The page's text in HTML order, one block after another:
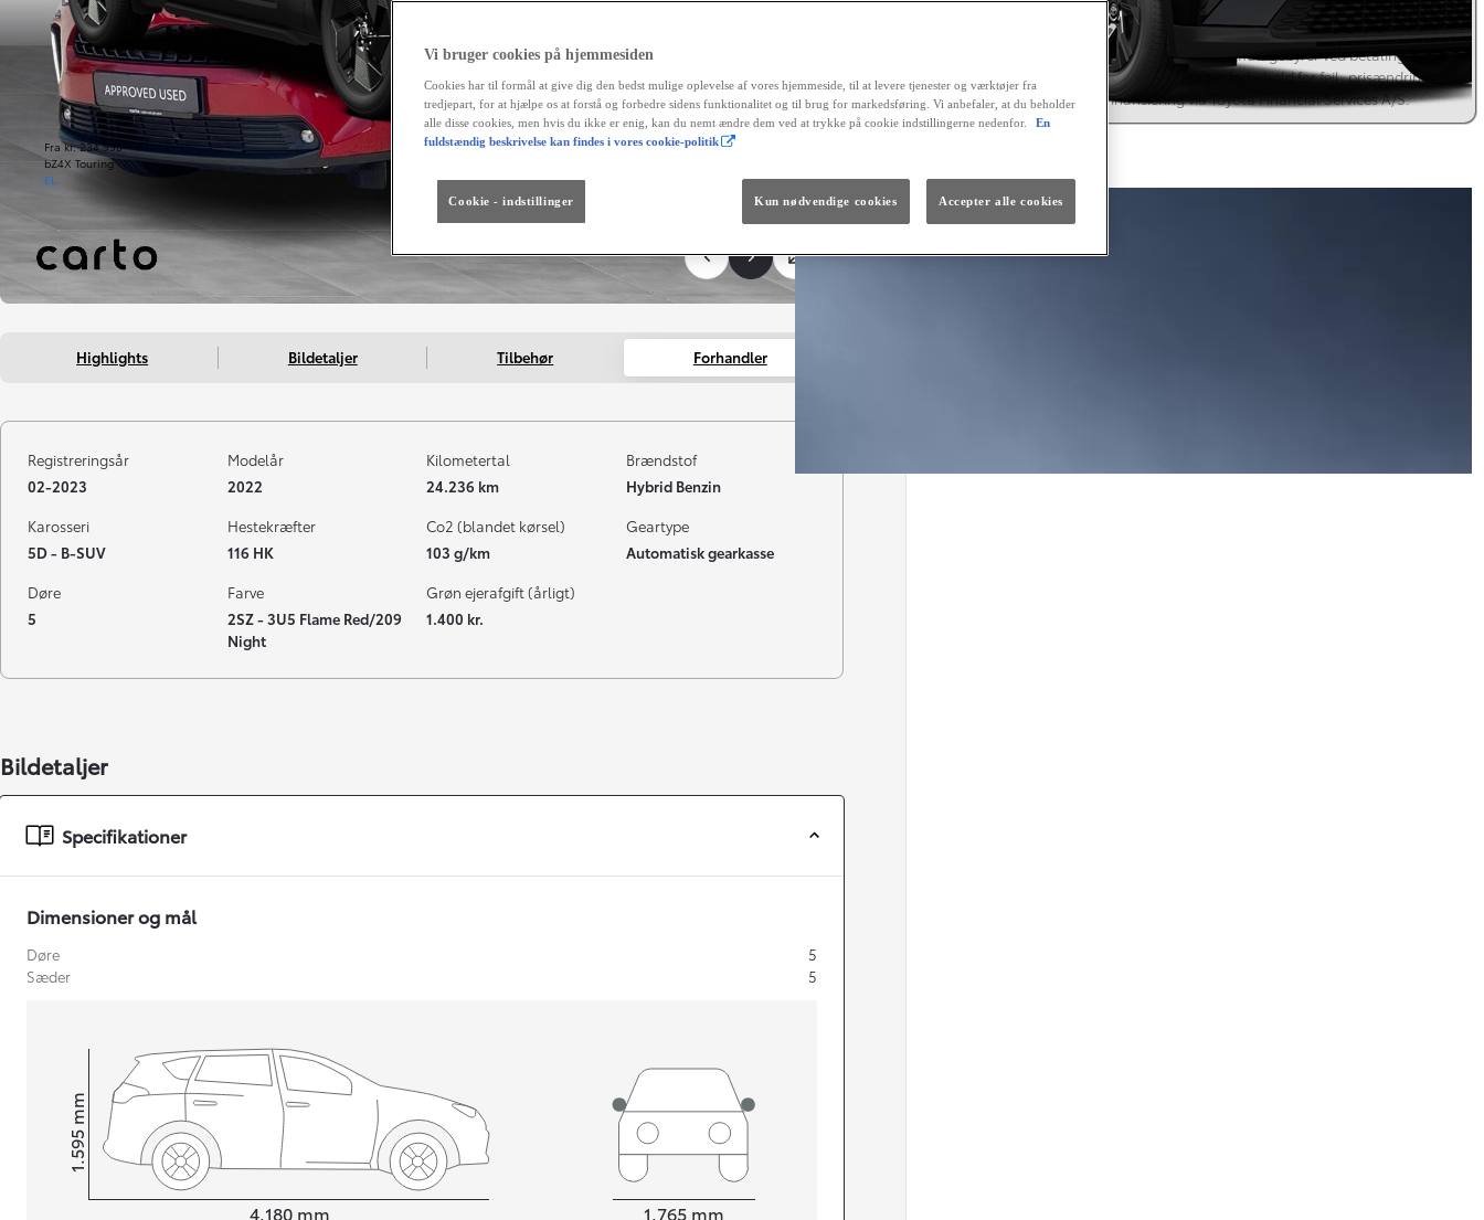
Fra kr. 234.990
bZ4X Touring
EL
The soul lives on.
alt tilbagebetales kr. 264.925,44. Positiv kreditgodkendelse og ingen
registrering hos RKI forudsættes. Kaskoforsikring er obligatorisk. Der er
fortrydelsesret på lånet. Ingen løbende mdl. gebyrer ved betaling via en
automatisk betalingstjeneste. Vi tager forbehold for fejl, prisændringer
og renteforhøjelser. Finansiering via Toyota Financial Services A/S.
Månedlig finansiering
Highlights Bildetaljer Tilbehør Forhandler
Registreringsår
02-2023
Modelår
2022
Kilometertal
24.236 km
Brændstof
Hybrid Benzin
Karosseri
5D - B-SUV
Hestekræfter
116 HK
Co2 (blandet kørsel)
103 g/km
Geartype
Automatisk gearkasse
Døre
5
Farve
2SZ - 3U5 Flame Red/209
Night
Grøn ejerafgift (årligt)
1.400 kr.
Bildetaljer
Specifikationer
Dimensioner og mål
Døre
5
Sæder
5
4.180 mm
Højt1.595
mm
1.765 mm
Vi bruger cookies på hjemmesiden
Cookies har til formål at give dig den bedst mulige oplevelse af vores hjemmeside, til at levere tjenester og værktøjer fra
tredjepart, for at hjælpe os at forstå og forbedre sidens funktionalitet og til brug for markedsføring. Vi anbefaler, at du beholder
alle disse cookies, men hvis du ikke er enig, kan du nemt ændre dem ved at trykke på cookie indstillingerne nedenfor.
En
fuldstændig beskrivelse kan findes i vores cookie-politik
Cookie - indstillinger Kun nødvendige cookies Accepter alle cookies